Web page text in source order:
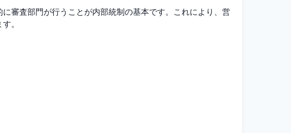
審査部門が行うことが内部統制の基本です。これにより、営
。